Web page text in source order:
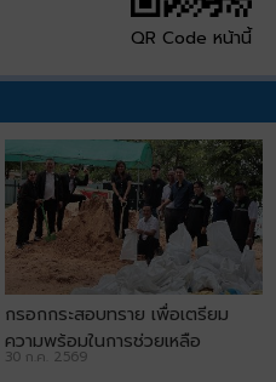
QR Code หน้านี้
กรอกกระสอบทราย เพื่อเตรียม
ความพร้อมในการช่วยเหลือ
ประชาชน
30 ก.ค. 2569